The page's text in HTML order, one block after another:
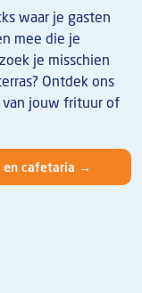
waar je gasten
mee die je
je misschien
Ontdek ons
jouw frituur of
en cafetaria →